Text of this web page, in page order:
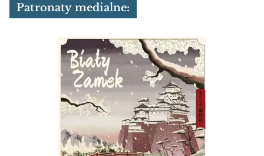
Patronaty medialne: